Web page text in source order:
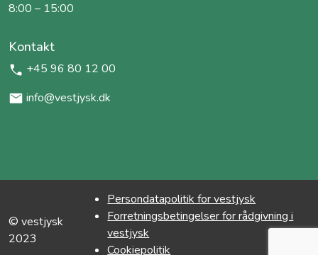
8:00 – 15:00
Kontakt
+45 96 80 12 00
info@vestjysk.dk
© vestjysk
2023
Persondatapolitik for vestjysk
Forretningsbetingelser for rådgivning i
vestjysk
Cookiepolitik